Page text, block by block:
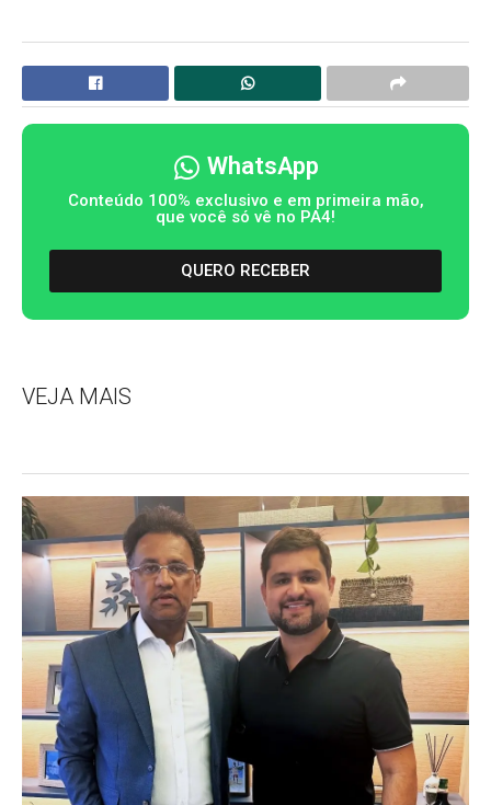
WhatsApp
Conteúdo 100% exclusivo e em primeira mão,
que você só vê no PA4!
QUERO RECEBER
VEJA MAIS